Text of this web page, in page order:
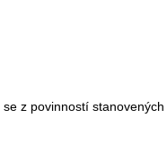
se z povinností